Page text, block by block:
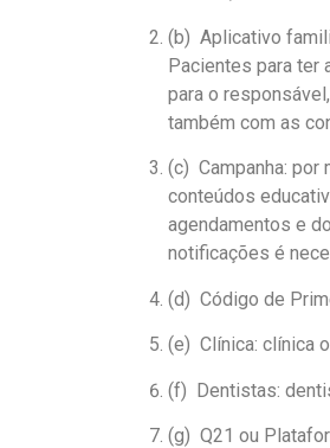
(b) Aplicativo
Pacientes para ter
para o
também com as
(c) Campanha: por
conteúdos
agendamentos e
notificações é
(d) Código de
(e) Clínica: clínica
(f) Dentistas:
(g) Q21 ou